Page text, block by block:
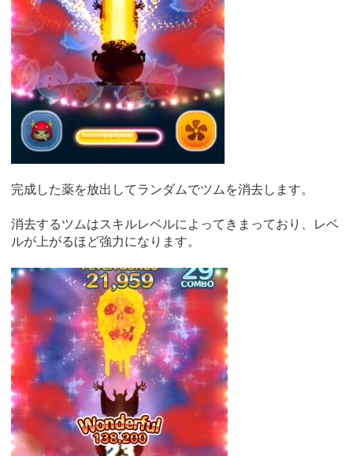
完成した薬を放出してランダムでツムを消去します。
消去するツムはスキルレベルによってきまっており、レベ
ルが上がるほど強力になります。